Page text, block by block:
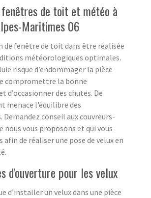
fenêtres de toit et météo à
Maritimes 06
de fenêtre de toit dans être réalisée
météorologiques optimales.
risque d’endommager la pièce
compromettre la bonne
d’occasionner des chutes. De
menace l’équilibre des
conseil aux couvreurs-
nous vous proposons et qui vous
de réaliser une pose de velux en
d'ouverture pour les velux
d’installer un velux dans une pièce